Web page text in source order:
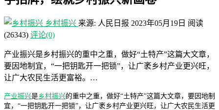
乡村振兴 来源: 人民日报 2023年05月19日 阅读
(26343) 评论(0)
产业振兴是乡村振兴的重中之重，做好“土特产”这篇大文章，
要因地制宜，“一把钥匙开一把锁”，让广袤乡村产业更兴旺，
让广大农民生活更富裕。…
产业振兴是乡村振兴的重中之重，做好“土特产”这篇大文章，要因地制
宜，“一把钥匙开一把锁”，让广袤乡村产业更兴旺，让广大农民生活更